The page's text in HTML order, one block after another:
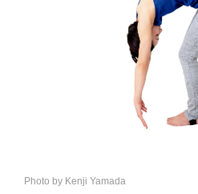
Photo by Kenji Yamada